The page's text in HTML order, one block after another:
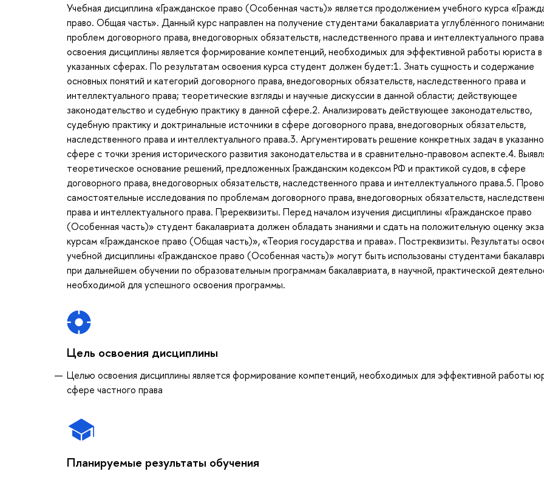
Учебная дисциплина «Гражданское право (Особенная часть)» является продолжением учебного курса
право. Общая часть». Данный курс направлен на получение студентами бакалавриата углублённого
проблем договорного права, внедоговорных обязательств, наследственного права и интеллектуального
освоения дисциплины является формирование компетенций, необходимых для эффективной работы юриста в
указанных сферах. По результатам освоения курса студент должен будет:1. Знать сущность и содержание
основных понятий и категорий договорного права, внедоговорных обязательств, наследственного права и
интеллектуального права; теоретические взгляды и научные дискуссии в данной области; действующее
законодательство и судебную практику в данной сфере.2. Анализировать действующее законодательство,
судебную практику и доктринальные источники в сфере договорного права, внедоговорных обязательств,
наследственного права и интеллектуального права.3. Аргументировать решение конкретных задач в
сфере с точки зрения исторического развития законодательства и в сравнительно-правовом аспекте.4.
теоретическое основание решений, предложенных Гражданским кодексом РФ и практикой судов, в сфере
договорного права, внедоговорных обязательств, наследственного права и интеллектуального права.5.
самостоятельные исследования по проблемам договорного права, внедоговорных обязательств,
права и интеллектуального права. Пререквизиты. Перед началом изучения дисциплины «Гражданское право
(Особенная часть)» студент бакалавриата должен обладать знаниями и сдать на положительную оценку
курсам «Гражданское право (Общая часть)», «Теория государства и права». Постреквизиты. Результаты
учебной дисциплины «Гражданское право (Особенная часть)» могут быть использованы студентами
при дальнейшем обучении по образовательным программам бакалавриата, в научной, практической
необходимой для успешного освоения программы.
Цель освоения дисциплины
Целью освоения дисциплины является формирование компетенций, необходимых для эффективной работы
сфере частного права
Планируемые результаты обучения